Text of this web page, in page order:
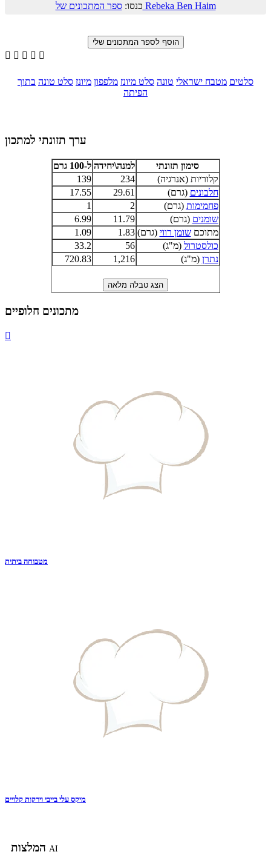
כנסו: ספר המתכונים של Rebeka Ben Haim
    
סלטים מטבח ישראלי טונה סלט מיונז מלפפון מיונז סלט טונה בתוך
הפיתה
ערך תזונתי למתכון
סימון תזונתי למנה\יחידה ל-100 גרם
קלוריות (אנרגיה)
234
139
חלבונים (גרם) 29.61
17.55
פחמימות (גרם) 2
1
שומנים (גרם) 11.79
6.99
מתוכםשומן רווי (גרם) 1.83
1.09
כולסטרול (מ"ג) 56
33.2
נתרן (מ"ג) 1,216
720.83
מתכונים חלופיים

מטבוחה ביתית
מיקס עלי בייבי וירקות קלויים
AI